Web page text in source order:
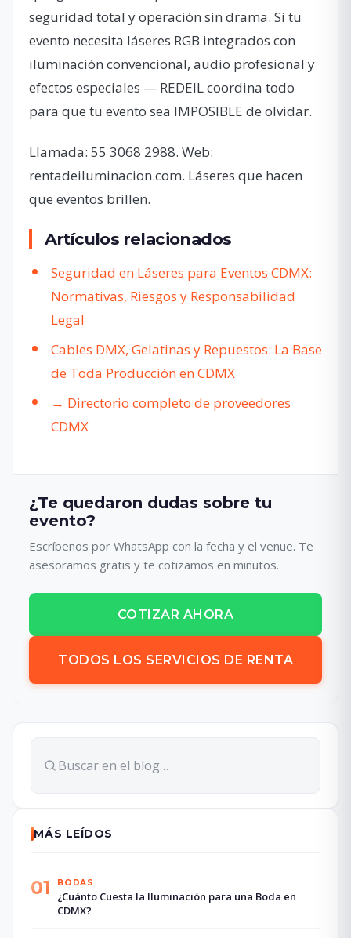
seguridad total y operación sin drama. Si tu
evento necesita láseres RGB integrados con
iluminación convencional, audio profesional y
efectos especiales — REDEIL coordina todo
para que tu evento sea IMPOSIBLE de olvidar.
Llamada: 55 3068 2988. Web:
rentadeiluminacion.com. Láseres que hacen
que eventos brillen.
Artículos relacionados
Seguridad en Láseres para Eventos CDMX:
Normativas, Riesgos y Responsabilidad
Legal
Cables DMX, Gelatinas y Repuestos: La Base
de Toda Producción en CDMX
→ Directorio completo de proveedores
CDMX
¿Te quedaron dudas sobre tu
evento?
Escríbenos por WhatsApp con la fecha y el venue. Te
asesoramos gratis y te cotizamos en minutos.
COTIZAR AHORA
TODOS LOS SERVICIOS DE RENTA
MÁS LEÍDOS
01 BODAS
¿Cuánto Cuesta la Iluminación para una Boda en
CDMX?